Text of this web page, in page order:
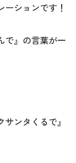
ションです！
で』の言葉が一
ンタくるで』